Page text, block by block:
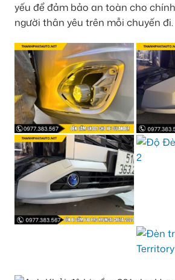
yếu để đảm bảo an toàn cho
người thân yêu trên mỗi chuyến đi.